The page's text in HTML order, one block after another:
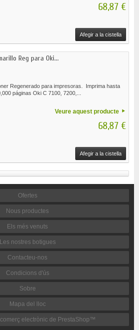
68,87 €
Afegir a la cistella
Reg para Oki...
Regenerado para impresoras. Imprima hasta
páginas Oki C 7100, 7200,...
Veure aquest producte
68,87 €
Afegir a la cistella
Ofertes
Nous productes
Els més venuts
Les nostres botigues
Contacteu-nos
Condicions d'ús
Sobre
Mapa del lloc
electrònic de PrestaShop™